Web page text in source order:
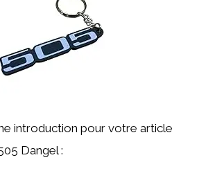
introduction pour votre article
Dangel :